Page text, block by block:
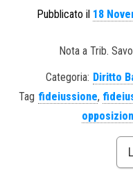
Pubblicato il 18
Nota a Trib.
Categoria: Diritto
Tag fideiussione,